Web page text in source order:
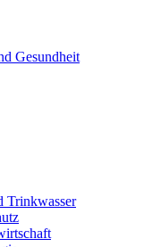
Gesundheit
Trinkwasser